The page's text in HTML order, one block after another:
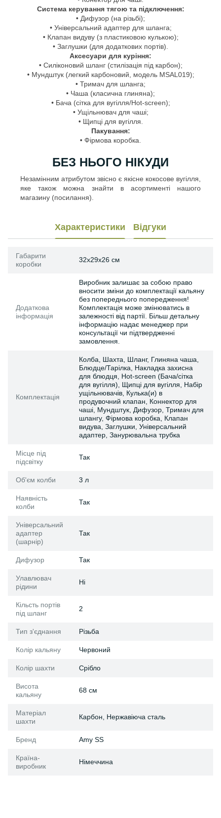
Система керування тягою та підключення:
• Дифузор (на різьбі);
• Універсальний адаптер для шланга;
• Клапан видуву (з пластиковою кулькою);
• Заглушки (для додаткових портів).
Аксесуари для куріння:
• Силіконовий шланг (стилізація під карбон);
• Мундштук (легкий карбоновий, модель MSAL019);
• Тримач для шланга;
• Чаша (класична глиняна);
• Бача (сітка для вугілля/Hot-screen);
• Ущільнювач для чаші;
• Щипці для вугілля.
Пакування:
• Фірмова коробка.
БЕЗ НЬОГО НІКУДИ
Незамінним атрибутом звісно є якісне кокосове вугілля,
яке також можна знайти в асортименті нашого
магазину (посилання).
Характеристики Відгуки
Габарити
коробки
32x29x26 см
Додаткова
інформація
Виробник залишає за собою право
вносити зміни до комплектації кальяну
без попереднього попередження!
Комплектація може змінюватись в
залежності від партії. Більш детальну
інформацію надає менеджер при
консультації чи підтвердженні
замовлення.
Комплектація
Колба, Шахта, Шланг, Глиняна чаша,
Блюдце/Тарілка, Накладка захисна
для блюдця, Hot-screen (Бача/сітка
для вугілля), Щипці для вугілля, Набір
ущільнювачів, Кулька(и) в
продувочний клапан, Коннектор для
чаші, Мундштук, Дифузор, Тримач для
шлангу, Фірмова коробка, Клапан
видува, Заглушки, Універсальний
адаптер, Занурювальна трубка
Місце під
підсвітку
Так
Об'єм колби 3 л
Наявність
колби
Так
Універсальний
адаптер
(шарнір)
Так
Дифузор Так
Улавлювач
рідини
Ні
Кільсть портів
під шланг
2
Тип з'єднання Різьба
Колір кальяну Червоний
Колір шахти Срібло
Висота
кальяну
68 см
Матеріал
шахти
Карбон, Нержавіюча сталь
Бренд Amy SS
Країна-
виробник
Німеччина